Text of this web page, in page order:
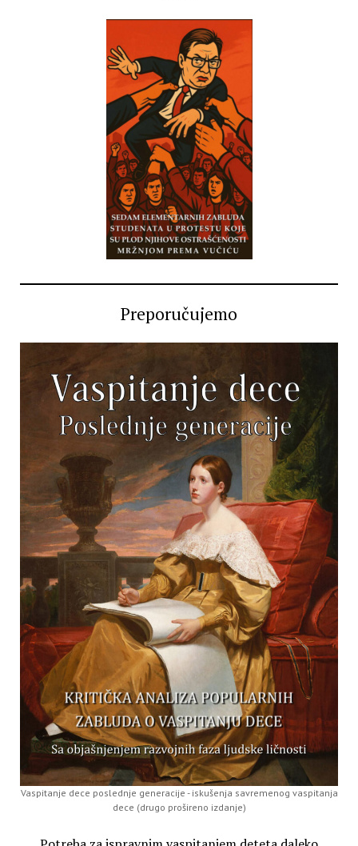
Preporučujemo
Vaspitanje dece poslednje generacije - iskušenja savremenog vaspitanja
dece (drugo prošireno izdanje)